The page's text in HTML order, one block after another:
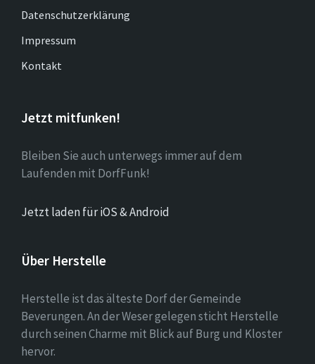
Datenschutzerklärung
Impressum
Kontakt
Jetzt mitfunken!
Bleiben Sie auch unterwegs immer auf dem
Laufenden mit DorfFunk!
Jetzt laden für iOS & Android
Über Herstelle
Herstelle ist das älteste Dorf der Gemeinde
Beverungen. An der Weser gelegen sticht Herstelle
durch seinen Charme mit Blick auf Burg und Kloster
hervor.